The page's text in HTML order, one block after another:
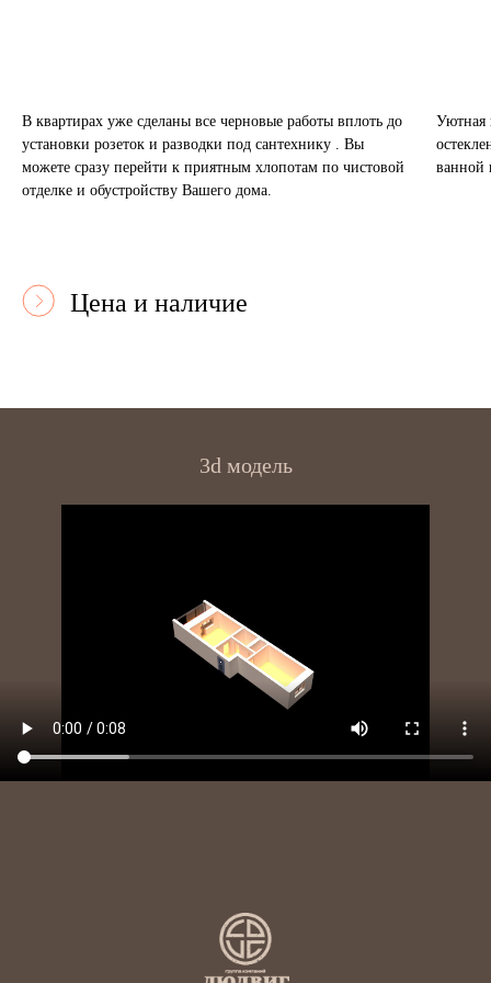
В квартирах уже сделаны все черновые работы вплоть до
установки розеток и разводки под сантехнику . Вы
можете сразу перейти к приятным хлопотам по чистовой
отделке и обустройству Вашего дома.
Уютная
ванной
Цена и наличие
3d модель